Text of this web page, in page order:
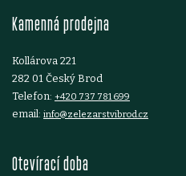
Kamenná prodejna
Kollárova 221
282 01 Český Brod
Telefon: +420 737 781 699
email: info@zelezarstvibrod.cz
Otevírací doba